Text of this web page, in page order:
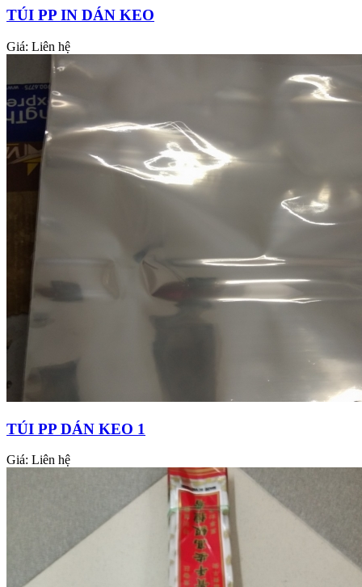
TÚI PP IN DÁN KEO
Giá: Liên hệ
TÚI PP DÁN KEO 1
Giá: Liên hệ